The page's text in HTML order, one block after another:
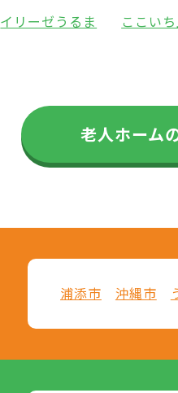
イリーゼうるま ここい
老人ホーム
浦添市 沖縄市